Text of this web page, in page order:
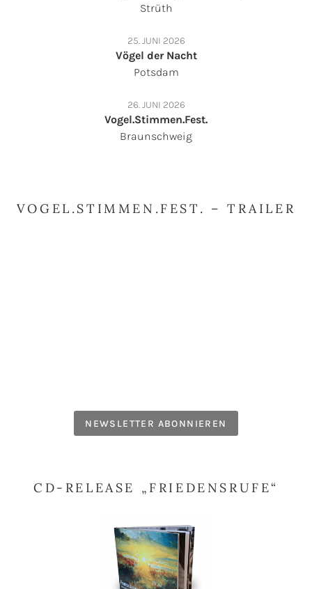
Strüth
Vögel der Nacht
Potsdam
25. JUNI 2026
Vogel.Stimmen.Fest.
Braunschweig
26. JUNI 2026
VOGEL.STIMMEN.FEST. – TRAILER
NEWSLETTER ABONNIEREN
CD-RELEASE „FRIEDENSRUFE“